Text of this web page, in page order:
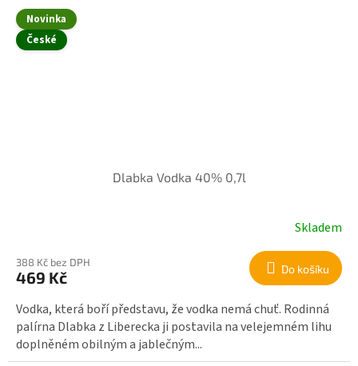
Novinka
České
Dlabka Vodka 40% 0,7l
Skladem
388 Kč bez DPH
469 Kč Do košíku
Vodka, která boří představu, že vodka nemá chuť. Rodinná
palírna Dlabka z Liberecka ji postavila na velejemném lihu
doplněném obilným a jablečným...